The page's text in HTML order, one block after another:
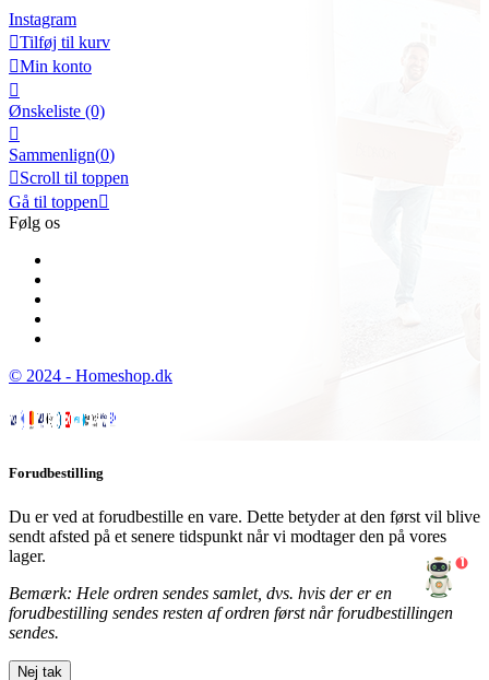
Instagram
Tilføj til kurv
Min konto

Ønskeliste (0)

Sammenlign(0)
Scroll til toppen
Gå til toppen
Følg os
© 2024 - Homeshop.dk
Forudbestilling
Du er ved at forudbestille en vare. Dette betyder at den først vil blive
sendt afsted på et senere tidspunkt når vi modtager den på vores
lager.
Bemærk: Hele ordren sendes samlet, dvs. hvis der er en
forudbestilling sendes resten af ordren først når forudbestillingen
sendes.
Nej tak
1